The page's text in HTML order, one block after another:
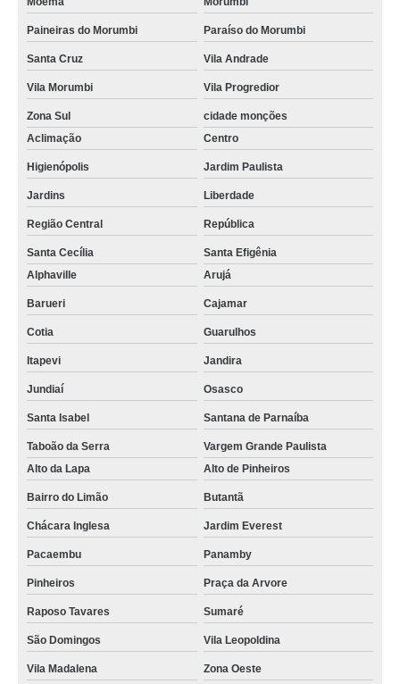
Paineiras do Morumbi Paraíso do Morumbi
Santa Cruz Vila Andrade
Vila Morumbi Vila Progredior
Zona Sul
cidade monções
Aclimação
Centro
Higienópolis Jardim Paulista
Jardins Liberdade
Região Central República
Santa Cecília
Santa Efigênia
Alphaville
Arujá
Barueri Cajamar
Cotia Guarulhos
Itapevi Jandira
Jundiaí Osasco
Santa Isabel Santana de Parnaíba
Taboão da Serra
Vargem Grande Paulista
Alto da Lapa
Alto de Pinheiros
Bairro do Limão Butantã
Chácara Inglesa Jardim Everest
Pacaembu Panamby
Pinheiros Praça da Arvore
Raposo Tavares Sumaré
São Domingos Vila Leopoldina
Vila Madalena
Zona Oeste